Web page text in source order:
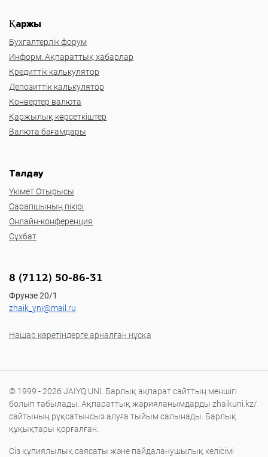
Қаржы
Бухгалтерлік форум
Информ. Ақпараттық хабарлар
Кредиттік калькулятор
Депозиттік калькулятор
Конвертер валюта
Қаржылық көрсеткіштер
Валюта бағамдары
Талдау
Үкімет Отырысы
Сарапшының пікірі
Онлайн-конференция
Сұхбат
8 (7112) 50-86-31
Фрунзе 20/1
zhaik_yni@mail.ru
Нашар көретіндерге арналған нұсқа
© 1999 - 2026 JAIYQ UNI. Барлық ақпарат сайттың меншігі
болып табылады. Ақпараттық жарияланымдарды zhaikuni.kz/
сайтының рұқсатынсыз алуға тыйым салынады. Барлық
құқықтары қорғалған.
Сіз құпиялылық саясаты және пайдаланушылық келісімі